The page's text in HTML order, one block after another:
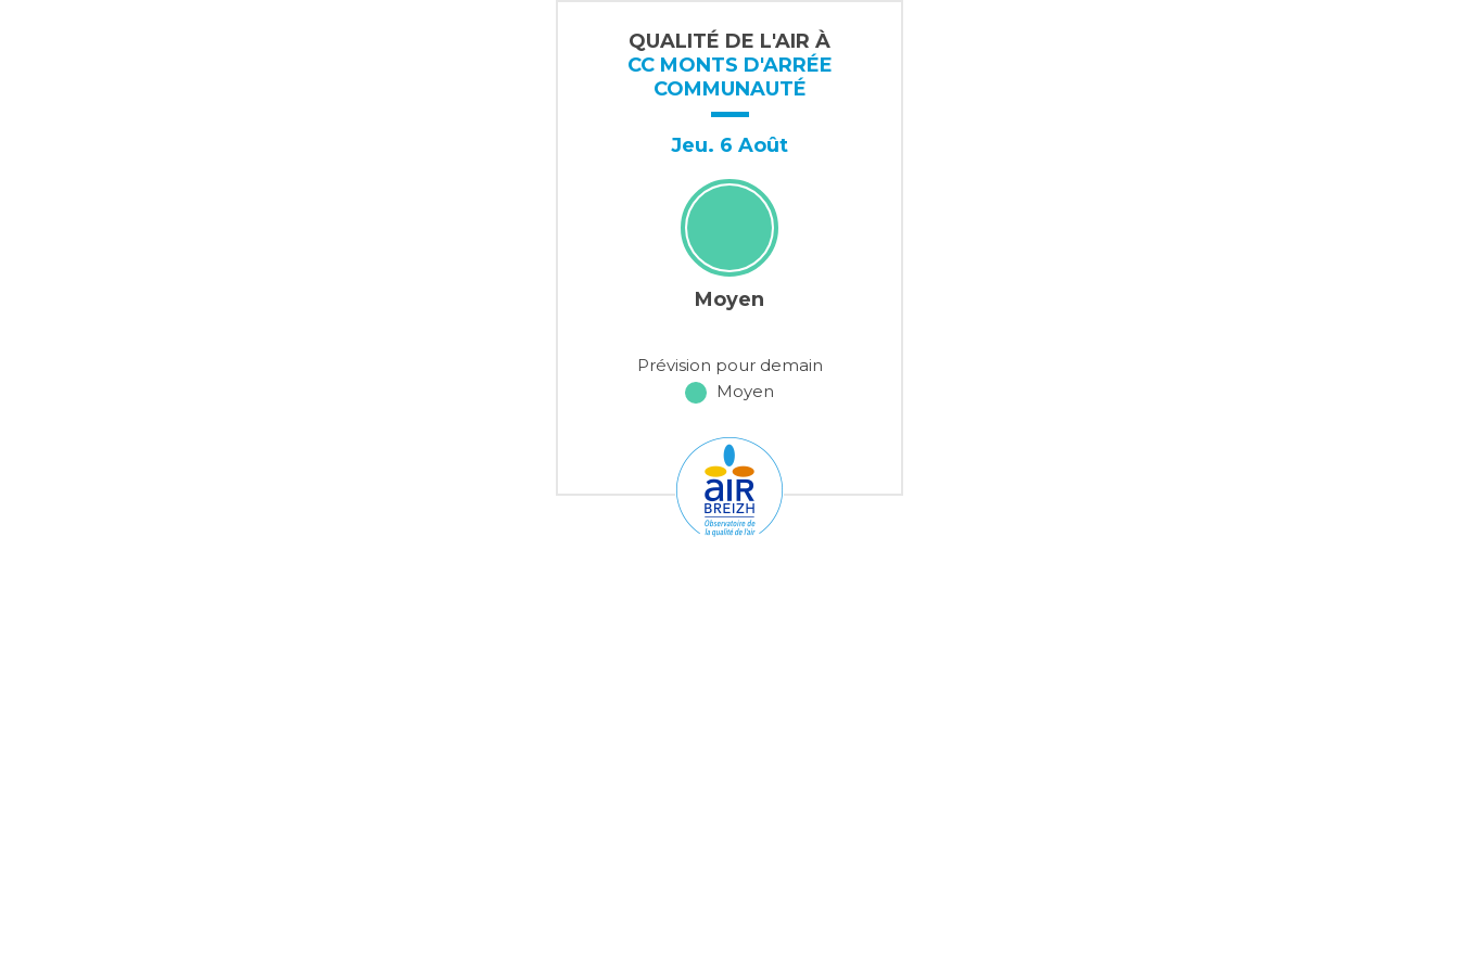
QUALITÉ DE L'AIR À
CC MONTS D'ARRÉE
COMMUNAUTÉ
Jeu. 6 Août
Moyen
Prévision pour demain
Moyen